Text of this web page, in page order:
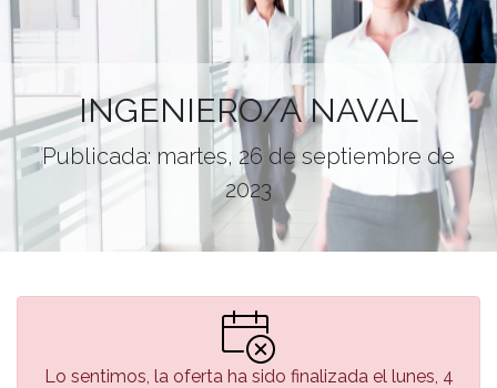
INGENIERO/A NAVAL
Publicada: martes, 26 de septiembre de
2023
Lo sentimos, la oferta ha sido finalizada el lunes, 4